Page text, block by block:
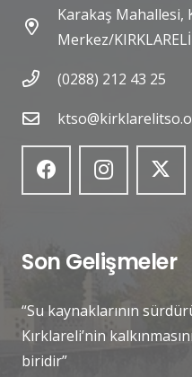
Karakaş Mahallesi,
Merkez/KIRKLARELİ
(0288) 212 43 25
Son Gelişmeler
“Su kaynaklarının
Kırklareli’nin
biridir”